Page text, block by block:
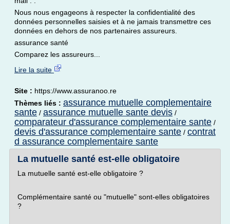
Nous nous engageons à respecter la confidentialité des
données personnelles saisies et à ne jamais transmettre ces
données en dehors de nos partenaires assureurs.
assurance santé
Comparez les assureurs...
Lire la suite
Site : https://www.assuranoo.re
Thèmes liés : assurance mutuelle complementaire
sante / assurance mutuelle sante devis /
comparateur d'assurance complementaire sante /
devis d'assurance complementaire sante / contrat
d assurance complementaire sante
La mutuelle santé est-elle obligatoire
La mutuelle santé est-elle obligatoire ?
Complémentaire santé ou "mutuelle" sont-elles obligatoires
?